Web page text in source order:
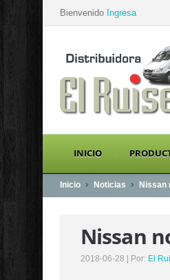
Bienvenido Ingresa
INICIO
Inicio Noticias Nissan
Nissan
2018-06-28 | Por: El